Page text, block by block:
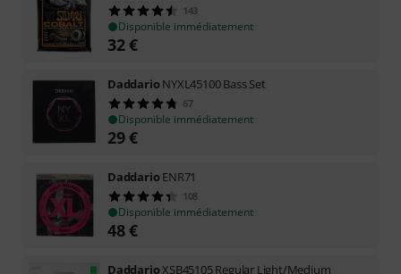
143
Disponible immédiatement
32€
DaddarioNYXL45100 Bass Set
67
Disponible immédiatement
29€
DaddarioENR71
108
Disponible immédiatement
48€
DaddarioXSB45105 Regular Light/Medium